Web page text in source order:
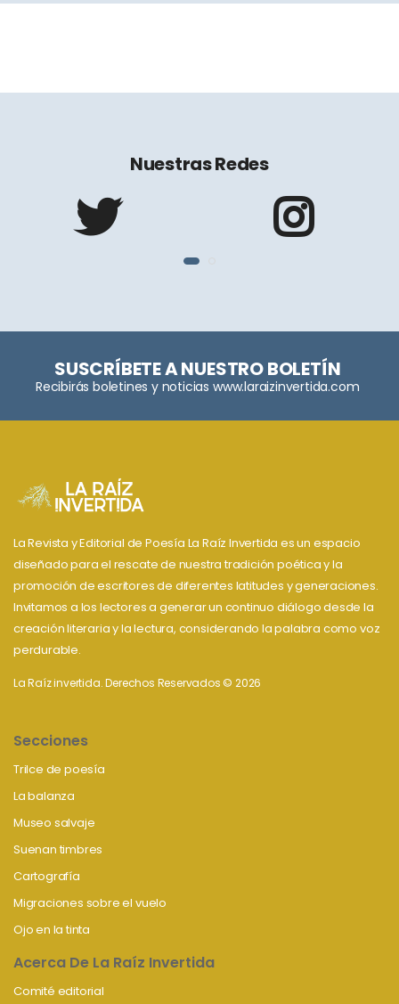
Nuestras Redes
SUSCRÍBETE A NUESTRO BOLETÍN
Recibirás boletines y noticias www.laraizinvertida.com
La Revista y Editorial de Poesía La Raíz Invertida es un espacio
diseñado para el rescate de nuestra tradición poética y la
promoción de escritores de diferentes latitudes y generaciones.
Invitamos a los lectores a generar un continuo diálogo desde la
creación literaria y la lectura, considerando la palabra como voz
perdurable.
La Raíz invertida. Derechos Reservados © 2026
Secciones
Trilce de poesía
La balanza
Museo salvaje
Suenan timbres
Cartografía
Migraciones sobre el vuelo
Ojo en la tinta
Acerca De La Raíz Invertida
Comité editorial